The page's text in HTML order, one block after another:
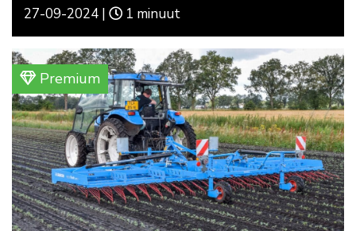
27-09-2024 | 1 minuut
Premium